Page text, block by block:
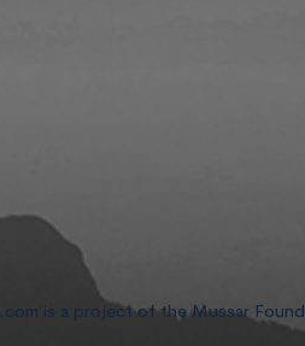
is a project of the Mussar